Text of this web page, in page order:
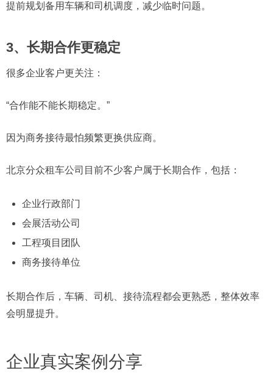
提前规划备用车辆和司机调度，减少临时问题。
3、长期合作更稳定
很多企业客户更关注：
“合作能不能长期稳定。”
因为商务接待最怕频繁更换供应商。
北京分众租车公司目前不少客户属于长期合作，包括：
企业行政部门
会展活动公司
工程项目团队
商务接待单位
长期合作后，车辆、司机、接待流程都会更熟悉，整体效率
会明显提升。
企业真实案例分享